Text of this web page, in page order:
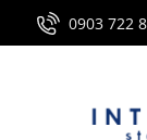
0903 722